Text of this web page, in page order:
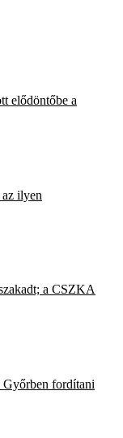
elődöntőbe a
ilyen
a CSZKA
fordítani